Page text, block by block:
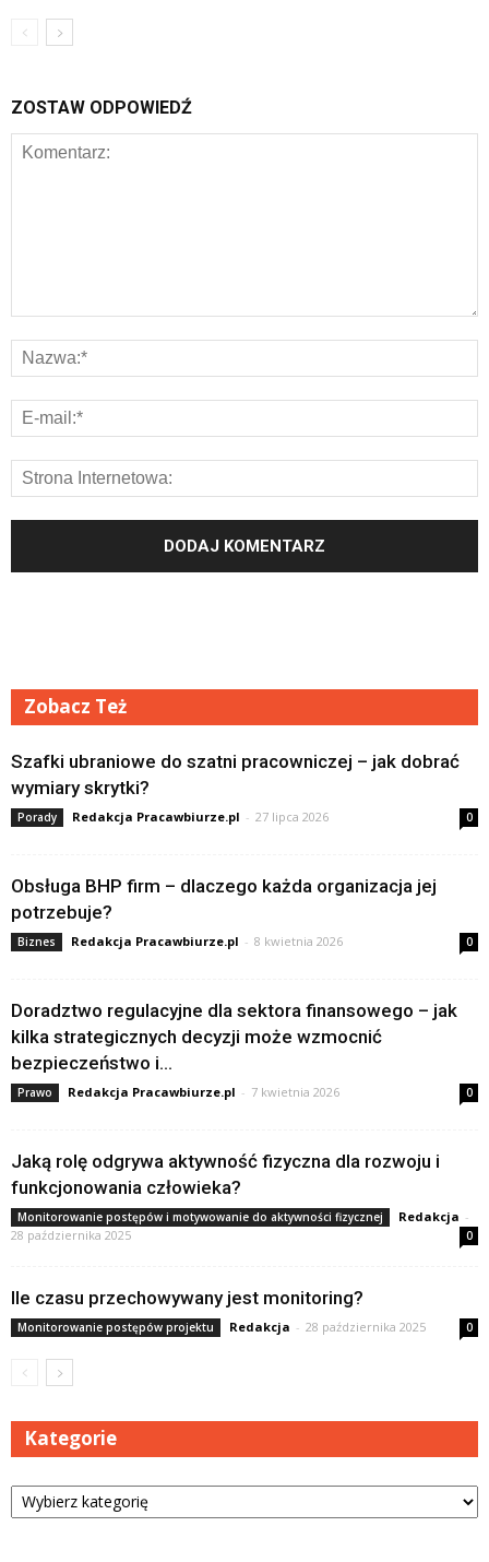
ZOSTAW ODPOWIEDŹ
Zobacz Też
Szafki ubraniowe do szatni pracowniczej – jak dobrać
wymiary skrytki?
Porady Redakcja Pracawbiurze.pl - 27 lipca 2026 0
Obsługa BHP firm – dlaczego każda organizacja jej
potrzebuje?
Biznes Redakcja Pracawbiurze.pl - 8 kwietnia 2026 0
Doradztwo regulacyjne dla sektora finansowego – jak
kilka strategicznych decyzji może wzmocnić
bezpieczeństwo i...
Prawo Redakcja Pracawbiurze.pl - 7 kwietnia 2026 0
Jaką rolę odgrywa aktywność fizyczna dla rozwoju i
funkcjonowania człowieka?
Monitorowanie postępów i motywowanie do aktywności fizycznej Redakcja -
28 października 2025
0
Ile czasu przechowywany jest monitoring?
Monitorowanie postępów projektu Redakcja - 28 października 2025 0
Kategorie
Kategorie